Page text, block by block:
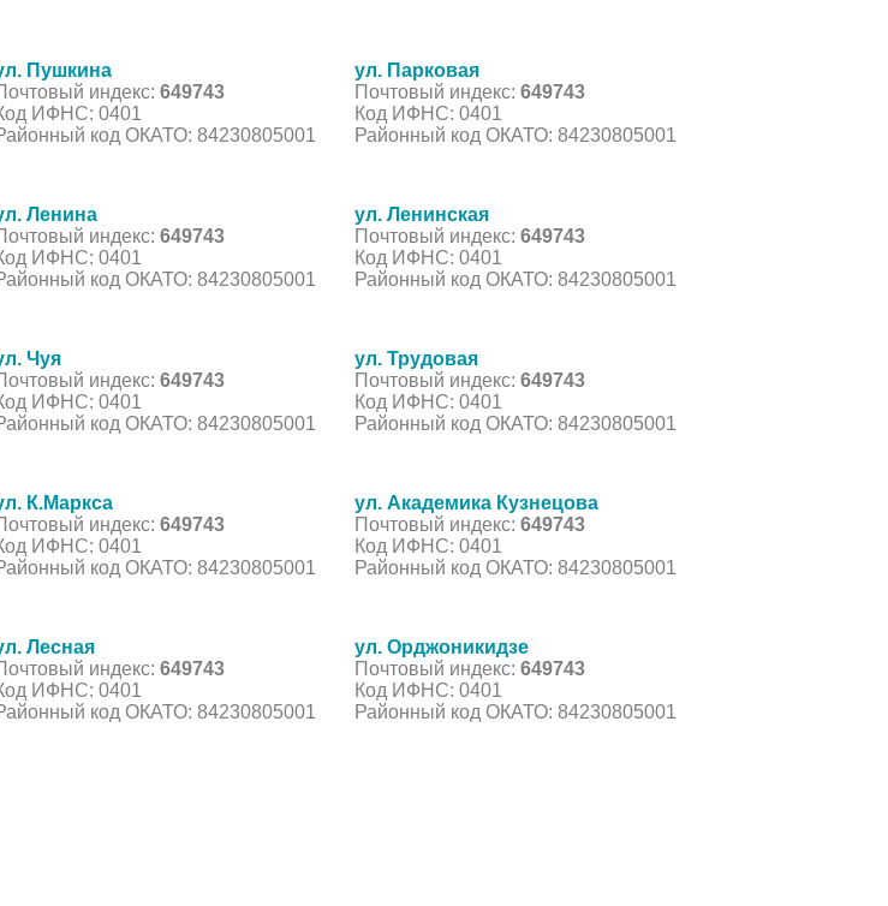
Пушкина
индекс: 649743
ИФНС: 0401
код ОКАТО: 84230805001
ул. Парковая
Почтовый индекс: 649743
Код ИФНС: 0401
Районный код ОКАТО: 84230805001
Ленина
индекс: 649743
ИФНС: 0401
код ОКАТО: 84230805001
ул. Ленинская
Почтовый индекс: 649743
Код ИФНС: 0401
Районный код ОКАТО: 84230805001
Чуя
индекс: 649743
ИФНС: 0401
код ОКАТО: 84230805001
ул. Трудовая
Почтовый индекс: 649743
Код ИФНС: 0401
Районный код ОКАТО: 84230805001
К.Маркса
индекс: 649743
ИФНС: 0401
код ОКАТО: 84230805001
ул. Академика Кузнецова
Почтовый индекс: 649743
Код ИФНС: 0401
Районный код ОКАТО: 84230805001
Лесная
индекс: 649743
ИФНС: 0401
код ОКАТО: 84230805001
ул. Орджоникидзе
Почтовый индекс: 649743
Код ИФНС: 0401
Районный код ОКАТО: 84230805001